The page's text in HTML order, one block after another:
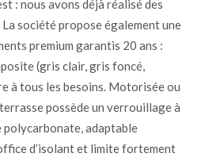
: nous avons déjà réalisé des
société propose également une
premium garantis 20 ans :
(gris clair, gris foncé,
à tous les besoins. Motorisée ou
possède un verrouillage à
polycarbonate, adaptable
d’isolant et limite fortement